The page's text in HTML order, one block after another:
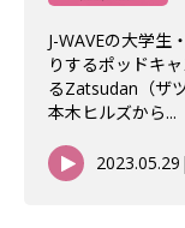
J-WAVEの大学生
りするポッドキ
るZatsudan（ザ
本木ヒルズから...
2023.05.29 |